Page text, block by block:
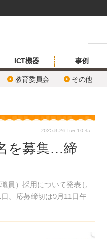
教育委員会 その他
ICT機器 事例
を募集…締
員）採用について発表し
。応募締切は9月11日午
2025.8.26 Tue 10:45